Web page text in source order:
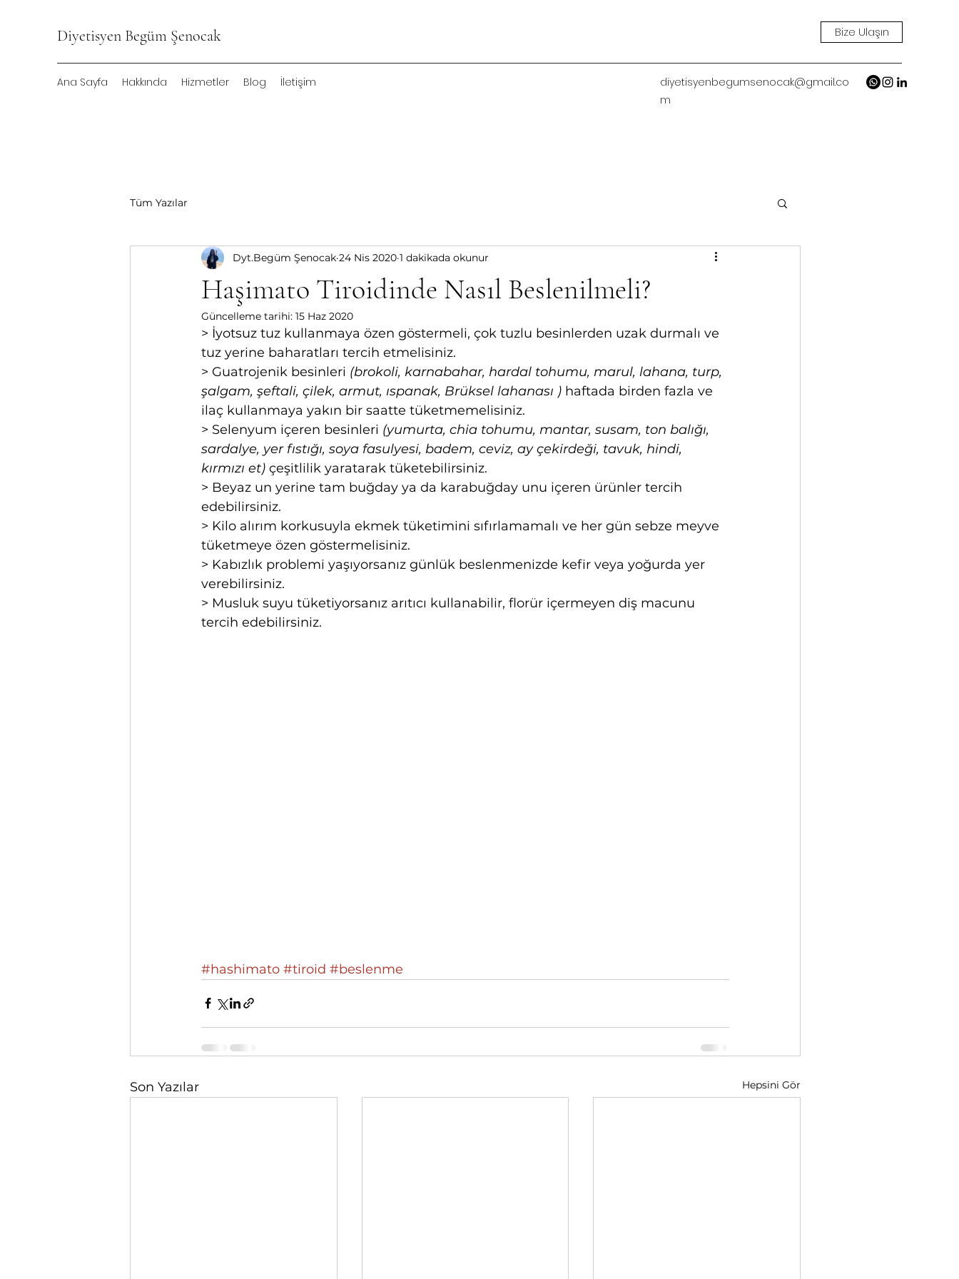
Diyetisyen Begüm Şenocak Bize Ulaşın
Ana Sayfa Hakkında Hizmetler Blog İletişim
diyetisyenbegumsenocak@gmail.co
m
Tüm Yazılar
Haşimato Tiroidinde Nasıl Beslenilmeli?
Dyt.Begüm Şenocak 24 Nis 2020 1 dakikada okunur
Güncelleme tarihi: 15 Haz 2020
> İyotsuz tuz kullanmaya özen göstermeli, çok tuzlu besinlerden uzak durmalı ve
tuz yerine baharatları tercih etmelisiniz.
> Guatrojenik besinleri (brokoli, karnabahar, hardal tohumu, marul, lahana, turp,
şalgam, şeftali, çilek, armut, ıspanak, Brüksel lahanası ) haftada birden fazla ve
ilaç kullanmaya yakın bir saatte tüketmemelisiniz.
> Selenyum içeren besinleri (yumurta, chia tohumu, mantar, susam, ton balığı,
sardalye, yer fıstığı, soya fasulyesi, badem, ceviz, ay çekirdeği, tavuk, hindi,
kırmızı et) çeşitlilik yaratarak tüketebilirsiniz.
> Beyaz un yerine tam buğday ya da karabuğday unu içeren ürünler tercih
edebilirsiniz.
> Kilo alırım korkusuyla ekmek tüketimini sıfırlamamalı ve her gün sebze meyve
tüketmeye özen göstermelisiniz.
> Kabızlık problemi yaşıyorsanız günlük beslenmenizde kefir veya yoğurda yer
verebilirsiniz.
> Musluk suyu tüketiyorsanız arıtıcı kullanabilir, florür içermeyen diş macunu
tercih edebilirsiniz.
#hashimato #tiroid #beslenme
Son Yazılar Hepsini Gör